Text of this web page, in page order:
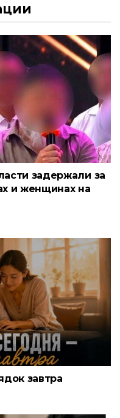
задержали за
и женщинах на
завтра